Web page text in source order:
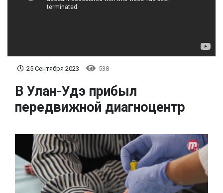
25 Сентября 2023 538
В Улан-Удэ прибыл
передвижной диагноцентр